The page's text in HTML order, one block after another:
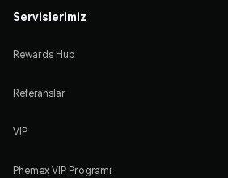
Servislerimiz
Rewards Hub
Referanslar
VIP
Phemex VIP Programı